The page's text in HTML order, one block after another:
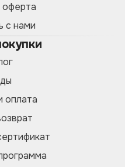
оферта
с нами
оплата